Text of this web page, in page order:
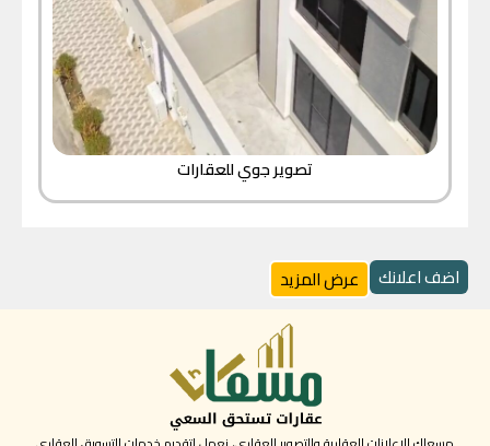
تصوير جوي للعقارات
اضف اعلانك عرض المزيد